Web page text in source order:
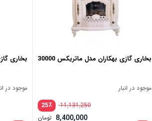
بخاری گازی بهکاران مدل ماتریکس 30000
موجود در انبار
٪25 11,131,250
8,400,000 تومان
بخاری گازی
موجود در